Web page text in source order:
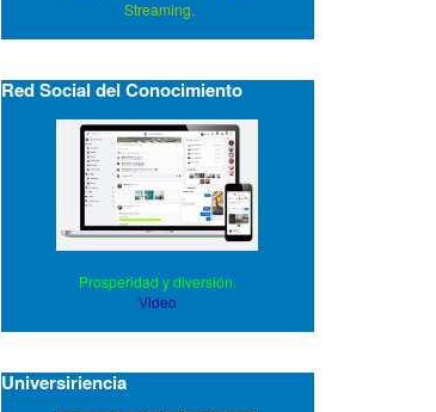
Streaming.
Red Social del Conocimiento
Prosperidad y diversión.
Video
Universiriencia